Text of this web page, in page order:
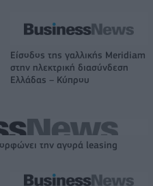
Είσοδος της γαλλικής Meridiam
στην ηλεκτρική διασύνδεση
Ελλάδας – Κύπρου
την αγορά leasing